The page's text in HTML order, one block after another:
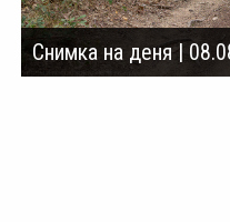
Снимка на деня |